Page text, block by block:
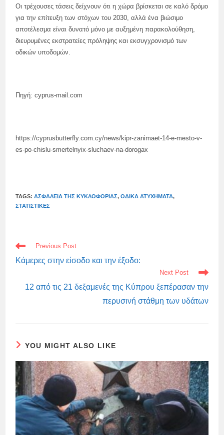
Οι τρέχουσες τάσεις δείχνουν ότι η χώρα βρίσκεται σε καλό δρόμο
για την επίτευξη των στόχων του 2030, αλλά ένα βιώσιμο
αποτέλεσμα είναι δυνατό μόνο με αυξημένη παρακολούθηση,
διευρυμένες εκστρατείες πρόληψης και εκσυγχρονισμό των
οδικών υποδομών.
Πηγή: cyprus-mail.com
https://cyprusbutterfly.com.cy/news/kipr-zanimaet-14-e-mesto-v-
es-po-chislu-smertelnyix-sluchaev-na-dorogax
TAGS:ΑΣΦΆΛΕΙΑ ΤΗΣ ΚΥΚΛΟΦΟΡΊΑΣ, ΟΔΙΚΆ ΑΤΥΧΉΜΑΤΑ,
ΣΤΑΤΙΣΤΙΚΈΣ
READ
MORE
ARTICLES
Previous Post
Κάμερες στην είσοδο και την έξοδο:
Next Post
12 από τις 21 δεξαμενές της Κύπρου ξεπέρασαν την
περυσινή στάθμη των υδάτων
YOU MIGHT ALSO LIKE